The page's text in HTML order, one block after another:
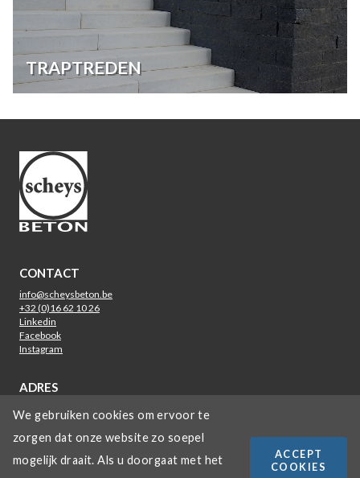
TRAPTREDEN
CONTACT
info@scheysbeton.be
+32 (0)16 62 10 26
Linkedin
Facebook
Instagram
ADRES
Staatsbaan 125
3210 Lubbeek
ACCEPT
COOKIES
We gebruiken cookies om ervoor te
zorgen dat onze website zo soepel
mogelijk draait. Als u doorgaat met het